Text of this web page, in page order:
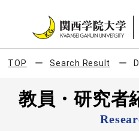
TOP Search Result
教員・研究